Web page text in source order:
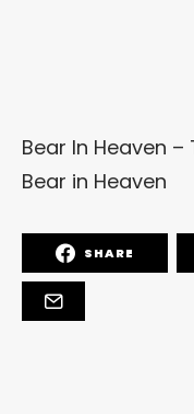
Bear In Heaven
Bear in Heaven
SHARE